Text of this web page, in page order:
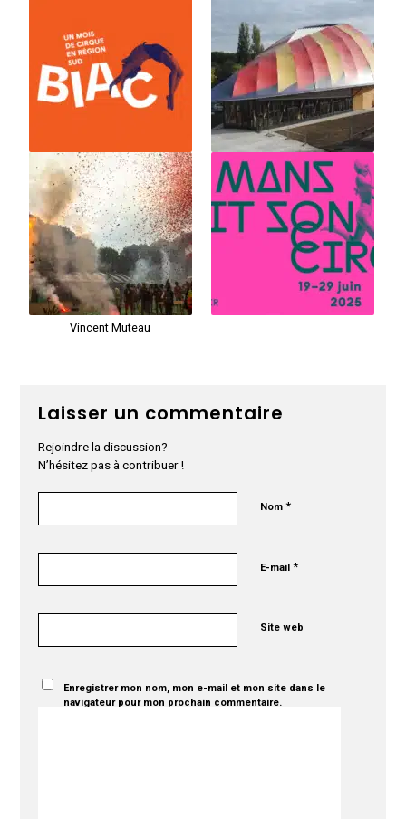
Vincent Muteau
Laisser un commentaire
Rejoindre la discussion?
N’hésitez pas à contribuer !
Nom*
E-mail*
Site web
Enregistrer mon nom, mon e-mail et mon site dans le
navigateur pour mon prochain commentaire.